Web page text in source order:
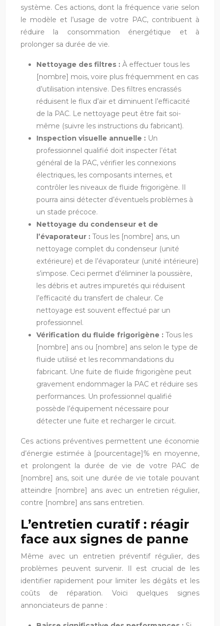
système. Ces actions, dont la fréquence varie selon
le modèle et l’usage de votre PAC, contribuent à
réduire la consommation énergétique et à
prolonger sa durée de vie.
Nettoyage des filtres : À effectuer tous les
[nombre] mois, voire plus fréquemment en cas
d’utilisation intensive. Des filtres encrassés
réduisent le flux d’air et diminuent l’efficacité
de la PAC. Le nettoyage peut être fait soi-
même (suivre les instructions du fabricant).
Inspection visuelle annuelle : Un
professionnel qualifié doit inspecter l’état
général de la PAC, vérifier les connexions
électriques, les composants internes, et
contrôler les niveaux de fluide frigorigène. Il
pourra ainsi détecter d’éventuels problèmes à
un stade précoce.
Nettoyage du condenseur et de
l’évaporateur : Tous les [nombre] ans, un
nettoyage complet du condenseur (unité
extérieure) et de l’évaporateur (unité intérieure)
s’impose. Ceci permet d’éliminer la poussière,
les débris et autres impuretés qui réduisent
l’efficacité du transfert de chaleur. Ce
nettoyage est souvent effectué par un
professionnel.
Vérification du fluide frigorigène : Tous les
[nombre] ans ou [nombre] ans selon le type de
fluide utilisé et les recommandations du
fabricant. Une fuite de fluide frigorigène peut
gravement endommager la PAC et réduire ses
performances. Un professionnel qualifié
possède l’équipement nécessaire pour
détecter une fuite et recharger le circuit.
Ces actions préventives permettent une économie
d’énergie estimée à [pourcentage]% en moyenne,
et prolongent la durée de vie de votre PAC de
[nombre] ans, soit une durée de vie totale pouvant
atteindre [nombre] ans avec un entretien régulier,
contre [nombre] ans sans entretien.
L’entretien curatif : réagir
face aux signes de panne
Même avec un entretien préventif régulier, des
problèmes peuvent survenir. Il est crucial de les
identifier rapidement pour limiter les dégâts et les
coûts de réparation. Voici quelques signes
annonciateurs de panne :